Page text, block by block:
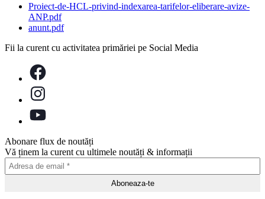
Proiect-de-HCL-privind-indexarea-tarifelor-eliberare-avize-
ANP.pdf
anunt.pdf
Fii la curent cu activitatea primăriei pe Social Media
Abonare flux de noutăți
Vă ținem la curent cu ultimele noutăți & informații